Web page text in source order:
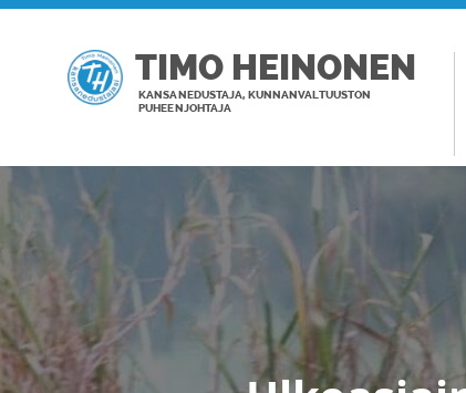
TIMO HEINONEN
KANSANEDUSTAJA, KUNNANVALTUUSTON
PUHEENJOHTAJA